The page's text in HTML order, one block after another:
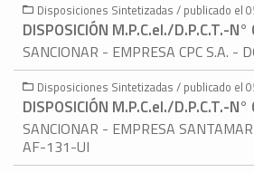
Disposiciones Sintetizadas / publicado el
DISPOSICIÓN M.P.C.eI./D.P.C.T.-
SANCIONAR - EMPRESA CPC S.A. -
Disposiciones Sintetizadas / publicado el
DISPOSICIÓN M.P.C.eI./D.P.C.T.-
SANCIONAR - EMPRESA
AF-131-UI